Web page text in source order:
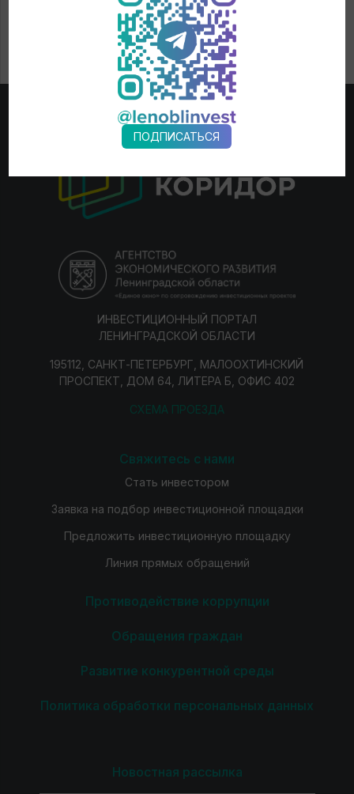
ИНВЕСТИЦИОННЫЙ ПОРТАЛ
ЛЕНИНГРАДСКОЙ ОБЛАСТИ
195112, САНКТ-ПЕТЕРБУРГ, МАЛООХТИНСКИЙ
ПРОСПЕКТ, ДОМ 64, ЛИТЕРА Б, ОФИС 402
СХЕМА ПРОЕЗДА
Свяжитесь с нами
Стать инвестором
Заявка на подбор инвестиционной площадки
Предложить инвестиционную площадку
Линия прямых обращений
Противодействие коррупции
Обращения граждан
Развитие конкурентной среды
Политика обработки персональных данных
Новостная рассылка
ПОДПИСАТЬСЯ